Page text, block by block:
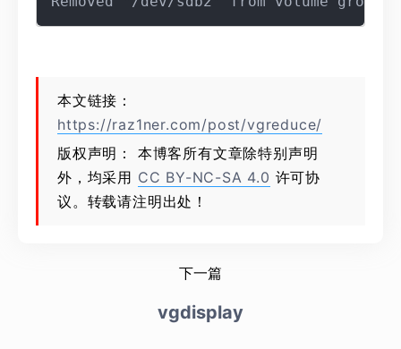
本文链接：
https://raz1ner.com/post/vgreduce/
版权声明： 本博客所有文章除特别声明
外，均采用 CC BY-NC-SA 4.0 许可协
议。转载请注明出处！
下一篇
vgdisplay